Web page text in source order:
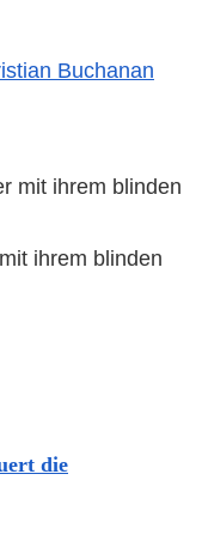
Buchanan
ihrem blinden
die